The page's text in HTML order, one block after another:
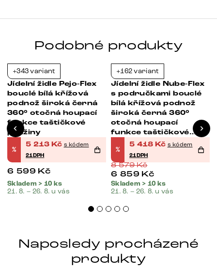
Podobné produkty
+343 variant
Jídelní židle Pejo-Flex
bouclé bílá křížová
podnož široká černá
360° otočná houpací
funkce taštičkové
pružiny
%
5 213 Kč s kódem
21DPH
6 599 Kč
Skladem > 10 ks
21. 8. – 26. 8. u vás
+162 variant
Jídelní židle Nube-Flex
s područkami bouclé
bílá křížová podnož
široká černá 360°
otočná houpací
funkce taštičkové
pružiny
%
5 418 Kč s kódem
21DPH
8 579Kč
6 859 Kč
Skladem > 10 ks
21. 8. – 26. 8. u vás
Naposledy procházené
produkty